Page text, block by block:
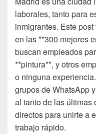
laborales, tanto para
inmigrantes. Este
en las **300 mejores
buscan empleados
**pintura**, y otros
o ninguna
grupos de WhatsApp
al tanto de las últimas
directos para unirte a
trabajo rápido.